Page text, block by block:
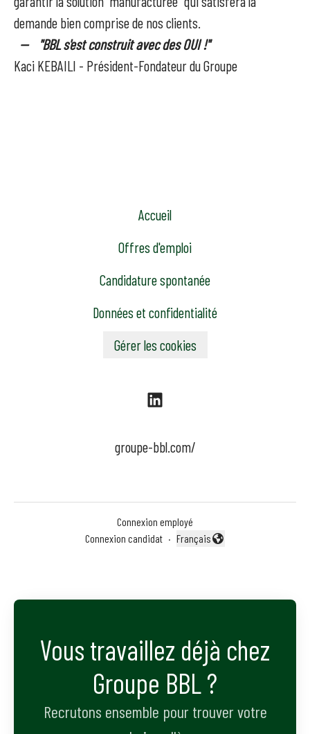
demande bien comprise de nos clients.
-- "BBL s'est construit avec des OUI !"
Kaci KEBAILI - Président-Fondateur du Groupe
Accueil
Offres d'emploi
Candidature spontanée
Données et confidentialité
Gérer les cookies
groupe-bbl.com/
Connexion employé
Connexion candidat ·
Changer la langue
Français
Vous travaillez déjà chez
Groupe BBL ?
Recrutons ensemble pour trouver votre